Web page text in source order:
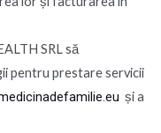
SRL să
pentru prestare servicii
și a